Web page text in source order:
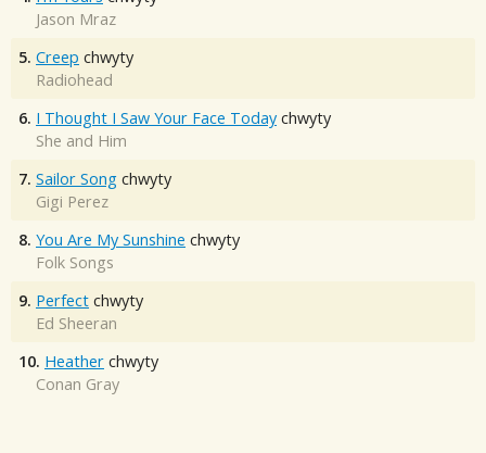
Jason Mraz
5. Creep chwyty
Radiohead
6. I Thought I Saw Your Face Today chwyty
She and Him
7. Sailor Song chwyty
Gigi Perez
8. You Are My Sunshine chwyty
Folk Songs
9. Perfect chwyty
Ed Sheeran
10. Heather chwyty
Conan Gray